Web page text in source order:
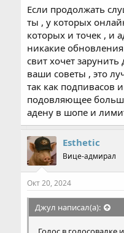
Если продолжать
ты , у которых
которых и точек , и
никакие
свит хочет
ваши советы , это
так как подпивасов
подовляющее
адену в шопе и
Esthetic
Вице-адмирал
Окт 20, 2024
Джул написал(а):